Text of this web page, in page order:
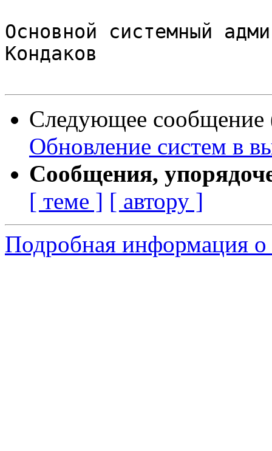
Основной системный
Кондаков
Следующее сообщение
Обновление систем в
Сообщения,
[ теме ] [ автору ]
Подробная информация о